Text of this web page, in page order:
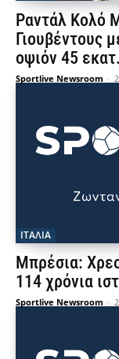
Ραντάλ Κολό
Γιουβέντους
οψιόν 45
Sportlive Newsroom -
ΙΤΑΛΙΑ
Μπρέσια:
114 χρόνια
Sportlive Newsroom -